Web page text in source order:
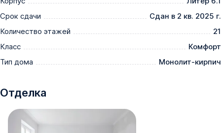
Срок сдачи
Сдан в 2 кв. 2025 г.
Количество этажей
21
Класс
Комфорт
Тип дома
Монолит-кирпич
Отделка